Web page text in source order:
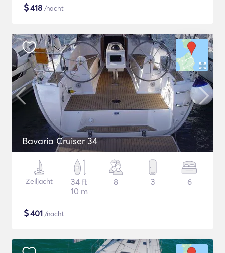
$418 /nacht
Bavaria Cruiser 34
Zeiljacht
34 ft
10 m
8 3 6
$401 /nacht